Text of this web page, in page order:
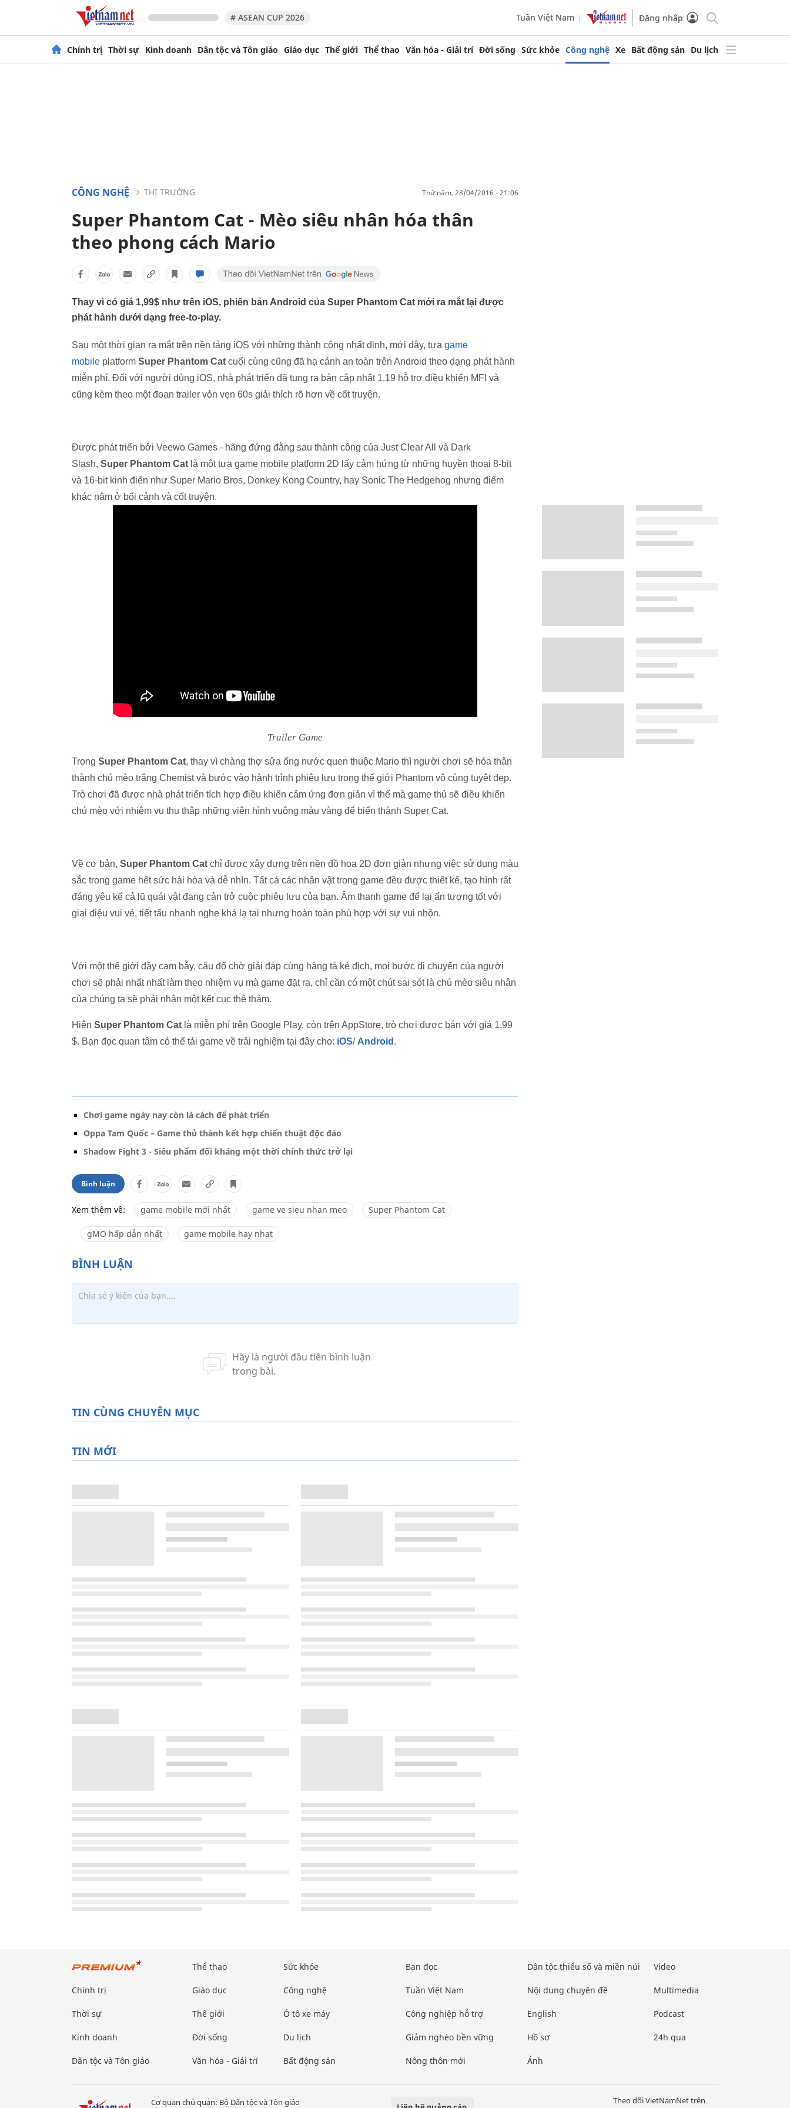
# ASEAN CUP 2026 Tuần Việt Nam Đăng nhập
Chính trị Thời sự Kinh doanh Dân tộc và Tôn giáo Giáo dục Thế giới Thể thao Văn hóa - Giải trí Đời sống Sức khỏe Công nghệ Xe Bất động sản Du lịch
CÔNG NGHỆ THỊ TRƯỜNG thứ năm, 28/04/2016 - 21:06
Super Phantom Cat - Mèo siêu nhân hóa thân
theo phong cách Mario
Thay vì có giá 1,99$ như trên iOS, phiên bản Android của Super Phantom Cat mới ra mắt lại được
phát hành dưới dạng free-to-play.
Sau một thời gian ra mắt trên nền tảng iOS với những thành công nhất định, mới đây, tựa game
mobile platform Super Phantom Cat cuối cùng cũng đã hạ cánh an toàn trên Android theo dạng phát hành
miễn phí. Đối với người dùng iOS, nhà phát triển đã tung ra bản cập nhật 1.19 hỗ trợ điều khiển MFI và
cũng kèm theo một đoạn trailer vỏn vẹn 60s giải thích rõ hơn về cốt truyện.
Được phát triển bởi Veewo Games - hãng đứng đằng sau thành công của Just Clear All và Dark
Slash, Super Phantom Cat là một tựa game mobile platform 2D lấy cảm hứng từ những huyền thoại 8-bit
và 16-bit kinh điển như Super Mario Bros, Donkey Kong Country, hay Sonic The Hedgehog nhưng điểm
khác nằm ở bối cảnh và cốt truyện.
Trailer Game
Trong Super Phantom Cat, thay vì chàng thợ sửa ống nước quen thuộc Mario thì người chơi sẽ hóa thân
thành chú mèo trắng Chemist và bước vào hành trình phiêu lưu trong thế giới Phantom vô cùng tuyệt đẹp.
Trò chơi đã được nhà phát triển tích hợp điều khiển cảm ứng đơn giản vì thế mà game thủ sẽ điều khiển
chú mèo với nhiệm vụ thu thập những viên hình vuông màu vàng để biến thành Super Cat.
Về cơ bản, Super Phantom Cat chỉ được xây dựng trên nền đồ họa 2D đơn giản nhưng việc sử dụng màu
sắc trong game hết sức hài hòa và dễ nhìn. Tất cả các nhân vật trong game đều được thiết kế, tạo hình rất
đáng yêu kể cả lũ quái vật đang cản trở cuộc phiêu lưu của bạn. Âm thanh game để lại ấn tượng tốt với
giai điệu vui vẻ, tiết tấu nhanh nghe khá lạ tai nhưng hoàn toàn phù hợp với sự vui nhộn.
Với một thế giới đầy cạm bẫy, câu đố chờ giải đáp cùng hàng tá kẻ địch, mọi bước di chuyển của người
chơi sẽ phải nhất nhất làm theo nhiệm vụ mà game đặt ra, chỉ cần có một chút sai sót là chú mèo siêu nhân
của chúng ta sẽ phải nhận một kết cục thê thảm.
Hiện Super Phantom Cat là miễn phí trên Google Play, còn trên AppStore, trò chơi được bán với giá 1,99
$. Bạn đọc quan tâm có thể tải game về trải nghiệm tại đây cho: iOS/ Android .
Chơi game ngày nay còn là cách để phát triển
Oppa Tam Quốc – Game thủ thành kết hợp chiến thuật độc đáo
Shadow Fight 3 - Siêu phẩm đối kháng một thời chính thức trở lại
Bình luận
Xem thêm về: game mobile mới nhất game ve sieu nhan meo Super Phantom Cat
gMO hấp dẫn nhất game mobile hay nhat
TIN CÙNG CHUYÊN MỤC
TIN MỚI
Chính trị
Thời sự
Kinh doanh
Dân tộc và Tôn giáo
Thể thao
Giáo dục
Thế giới
Đời sống
Văn hóa - Giải trí
Sức khỏe
Công nghệ
Ô tô xe máy
Du lịch
Bất động sản
Bạn đọc
Tuần Việt Nam
Công nghiệp hỗ trợ
Giảm nghèo bền vững
Nông thôn mới
Dân tộc thiểu số và miền núi
Nội dung chuyên đề
English
Hồ sơ
Ảnh
Video
Multimedia
Podcast
24h qua
Cơ quan chủ quản: Bộ Dân tộc và Tôn giáo Theo dõi VietNamNet trên